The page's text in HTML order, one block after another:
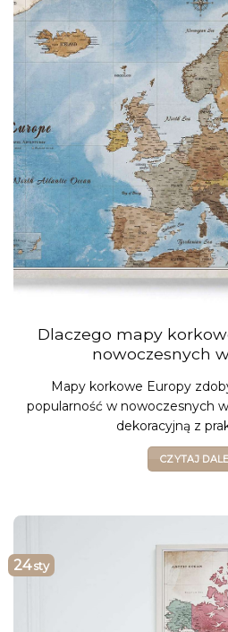
Dlaczego mapy
nowoczesnych
Mapy korkowe Europy
popularność w nowoczesnych
dekoracyjną z
CZYTAJ
24 sty